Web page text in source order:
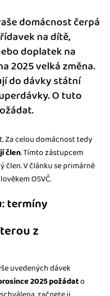
domácnost čerpá
na dítě,
doplatek na
2025 velká změna.
do dávky státní
O tuto
Za celou domácnost tedy
člen. Tímto zástupcem
V článku se primárně
OSVČ.
termíny
z
uvedených dávek
2025 požádato